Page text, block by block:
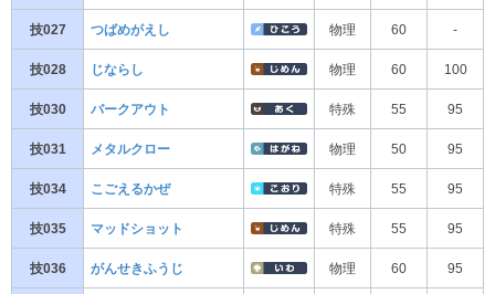
技027 つばめがえし 物理 60 -
技028 じならし 物理 60 100
技030 バークアウト 特殊 55 95
技031 メタルクロー 物理 50 95
技034 こごえるかぜ 特殊 55 95
技035 マッドショット 特殊 55 95
技036 がんせきふうじ 物理 60 95